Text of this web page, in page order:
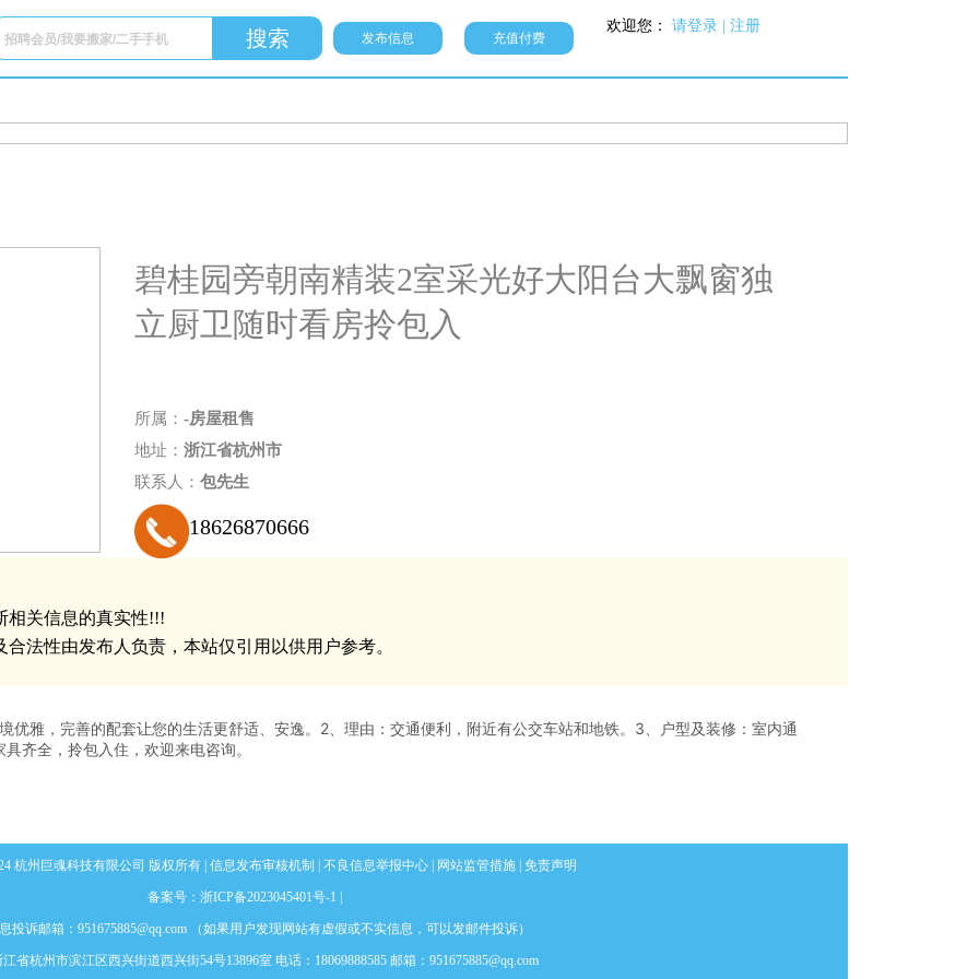
发布信息 充值付费
欢迎您： 请登录 | 注册
碧桂园旁朝南精装2室采光好大阳台大飘窗独
立厨卫随时看房拎包入
所属：-房屋租售
地址：浙江省杭州市
联系人：包先生
18626870666
相关信息的真实性!!!
法性由发布人负责，本站仅引用以供用户参考。
优雅，完善的配套让您的生活更舒适、安逸。2、理由：交通便利，附近有公交车站和地铁。3、户型及装修：室内通
齐全，拎包入住，欢迎来电咨询。
杭州巨魂科技有限公司 版权所有 | 信息发布审核机制 不良信息举报中心| 网站监管措施| 免责声明
备案号： 浙ICP备2023045401号-1
投诉邮箱：951675885@qq.com （如果用户发现网站有虚假或不实信息，可以发邮件投诉）
省杭州市滨江区西兴街道西兴街54号13896室 电话：18069888585 邮箱：951675885@qq.com